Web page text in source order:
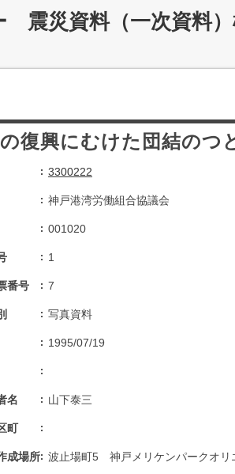
震災資料（一次資料
復興にむけた団結のつ
3300222
神戸港湾労働組合協議会
001020
1
番号 7
写真資料
1995/07/19
名 山下泰三
町
成場所 波止場町5 神戸メリケンパークオリ